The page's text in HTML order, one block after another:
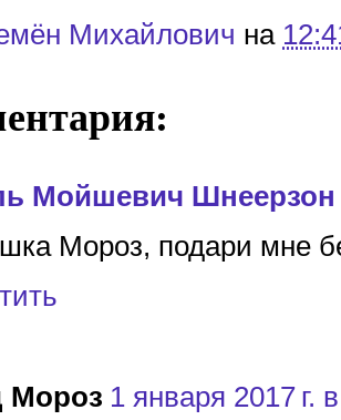
Михайлович на
Мойшевич Шнеерзон
Мороз, подари мне
Мороз 1 января 2017 г.